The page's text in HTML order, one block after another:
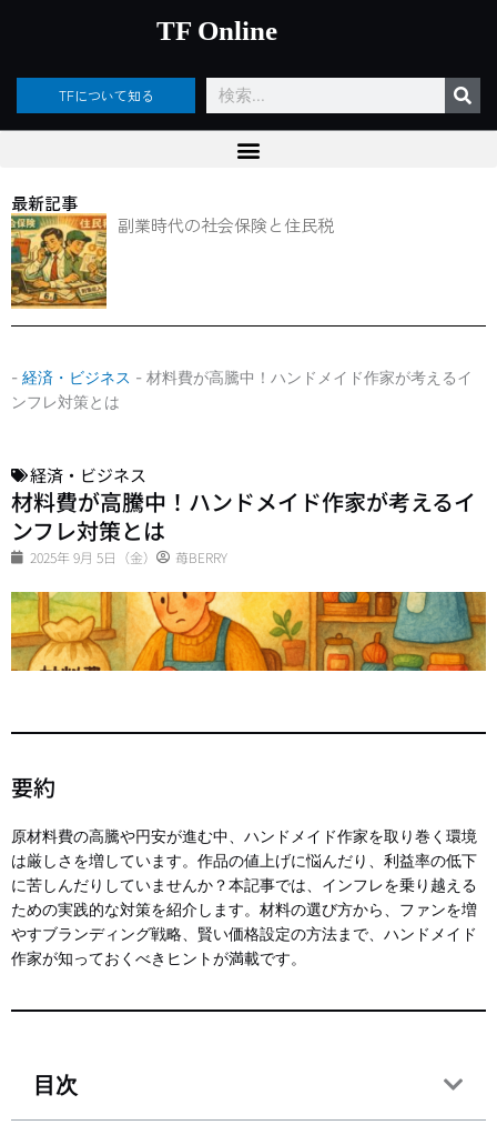
ッ
TF Online
TFについて知る
検
索
最新記事
副業時代の社会保険と住民税
- 経済・ビジネス - 材料費が高騰中！ハンドメイド作家が考えるイ
ンフレ対策とは
経済・ビジネス
材料費が高騰中！ハンドメイド作家が考えるイ
ンフレ対策とは
2025年 9月 5日（金） 苺BERRY
要約
原材料費の高騰や円安が進む中、ハンドメイド作家を取り巻く環境
は厳しさを増しています。作品の値上げに悩んだり、利益率の低下
に苦しんだりしていませんか？本記事では、インフレを乗り越える
ための実践的な対策を紹介します。材料の選び方から、ファンを増
やすブランディング戦略、賢い価格設定の方法まで、ハンドメイド
作家が知っておくべきヒントが満載です。
目次